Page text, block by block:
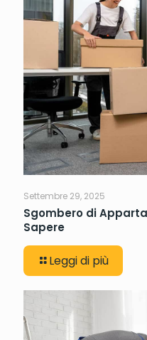
Settembre 29, 2025
Sgombero di
Sapere
Leggi di più